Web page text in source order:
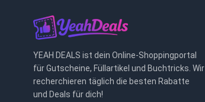
YEAH DEALS ist dein Online-Shoppingportal
für Gutscheine, Füllartikel und Buchtricks. Wir
recherchieren täglich die besten Rabatte
und Deals für dich!